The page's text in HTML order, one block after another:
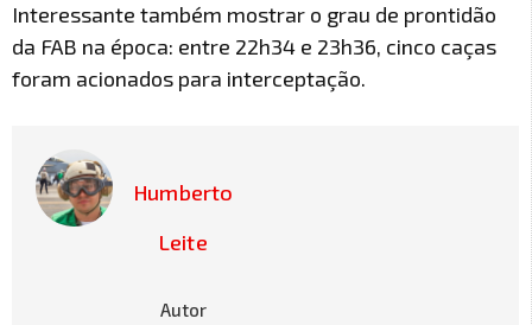
Interessante também mostrar o grau de prontidão
da FAB na época: entre 22h34 e 23h36, cinco caças
foram acionados para interceptação.
Humberto
Leite
Autor